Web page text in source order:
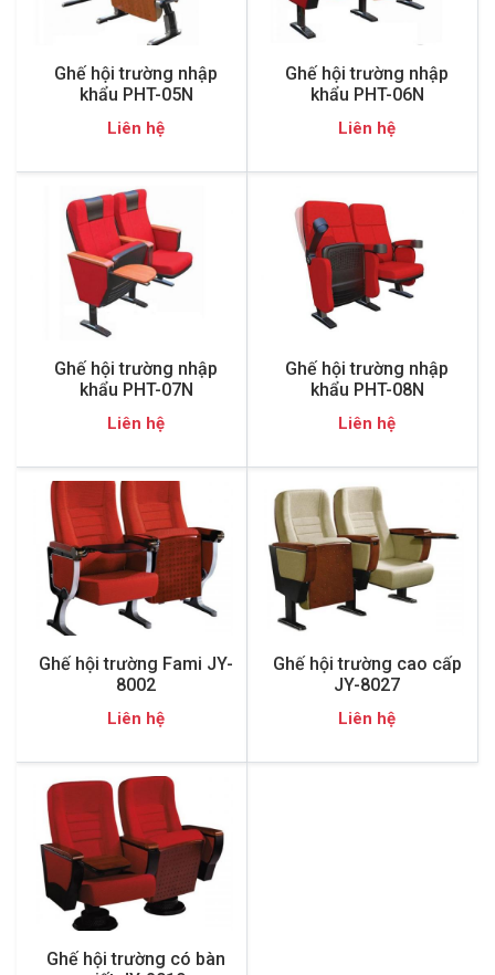
Ghế hội trường nhập
khẩu PHT-05N
Liên hệ
Ghế hội trường nhập
khẩu PHT-06N
Liên hệ
Ghế hội trường nhập
khẩu PHT-07N
Liên hệ
Ghế hội trường nhập
khẩu PHT-08N
Liên hệ
Ghế hội trường Fami JY-
8002
Liên hệ
Ghế hội trường cao cấp
JY-8027
Liên hệ
Ghế hội trường có bàn